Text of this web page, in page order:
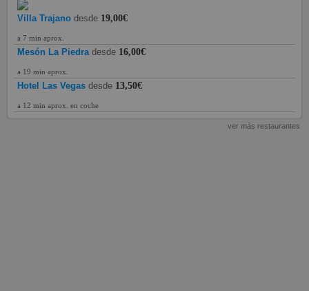
Villa Trajano desde 19,00€
a 7 min aprox.
Mesón La Piedra desde 16,00€
a 19 min aprox.
Hotel Las Vegas desde 13,50€
a 12 min aprox. en coche
ver más restaurantes